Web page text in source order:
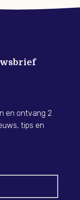
en ontvang 2
tips en